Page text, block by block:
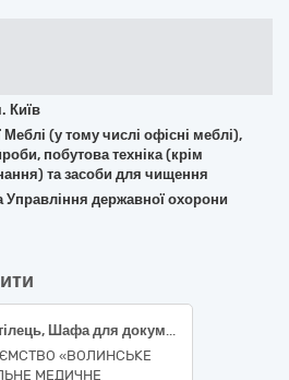
Київ
Меблі (у тому числі офісні меблі),
побутова техніка (крім
та засоби для чищення
Управління державної охорони
Стіл, Тумба, Диван, Стілець, Шафа для документів, Стелаж, Диван гусениця, Диван, Крісло мішок груша, Комплект дитячий столик та стільці, Шафа для іграшок, Шафа гардеробна. ДК 021:2015: 39140000-5 Меблі для дому.
«ВОЛИНСЬКЕ
МЕДИЧНЕ